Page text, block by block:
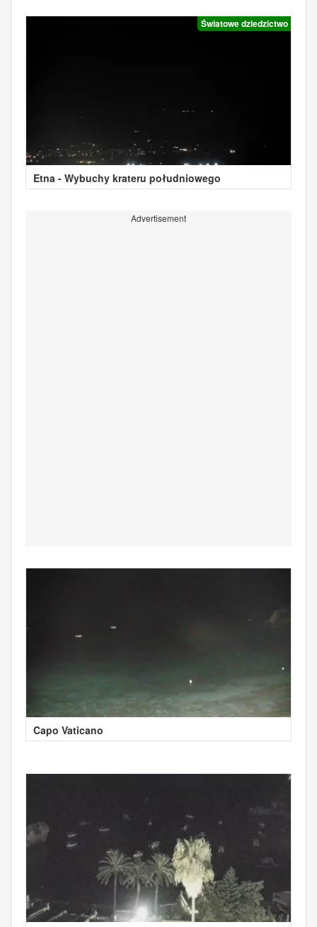
Światowe dziedzictwo
Etna - Wybuchy krateru południowego
Advertisement
Capo Vaticano